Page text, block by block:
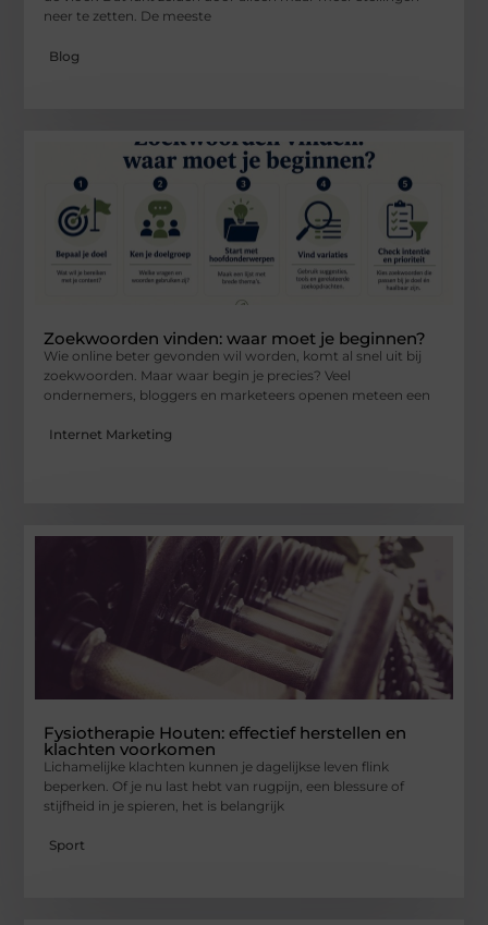
neer te zetten. De meeste
Blog
Zoekwoorden vinden: waar moet je beginnen?
Wie online beter gevonden wil worden, komt al snel uit bij
zoekwoorden. Maar waar begin je precies? Veel
ondernemers, bloggers en marketeers openen meteen een
Internet Marketing
Fysiotherapie Houten: effectief herstellen en
klachten voorkomen
Lichamelijke klachten kunnen je dagelijkse leven flink
beperken. Of je nu last hebt van rugpijn, een blessure of
stijfheid in je spieren, het is belangrijk
Sport